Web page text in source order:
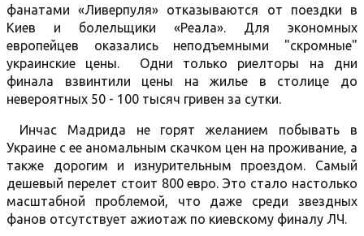
фанатами «Ливерпуля» отказываются от поездки в
Киев и болельщики «Реала». Для экономных
европейцев оказались неподъемными "скромные"
украинские цены. Одни только риелторы на дни
финала взвинтили цены на жилье в столице до
невероятных 50 - 100 тысяч гривен за сутки.
Инчас Мадрида не горят желанием побывать в
Украине с ее аномальным скачком цен на проживание, а
также дорогим и изнурительным проездом. Самый
дешевый перелет стоит 800 евро. Это стало настолько
масштабной проблемой, что даже среди звездных
фанов отсутствует ажиотаж по киевскому финалу ЛЧ.